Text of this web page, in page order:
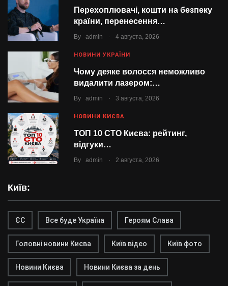
Перехоплювачі, кошти на безпеку
країни, перенесення…
By admin . 4 августа, 2026
НОВИНИ УКРАЇНИ
Чому деяке волосся неможливо
видалити лазером:…
By admin . 3 августа, 2026
НОВИНИ КИЄВА
ТОП 10 СТО Києва: рейтинг,
відгуки…
By admin . 2 августа, 2026
Київ:
ЄС Все буде Україна Героям Слава
Головні новини Києва Київ відео Київ фото
Новини Києва Новини Києва за день